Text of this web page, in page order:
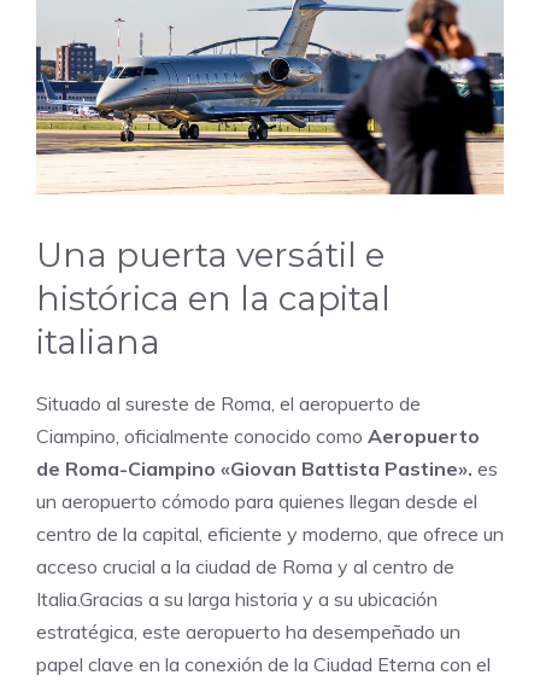
Una puerta versátil e
histórica en la capital
italiana
Situado al sureste de Roma, el aeropuerto de
Ciampino, oficialmente conocido como Aeropuerto
de Roma-Ciampino «Giovan Battista Pastine». es
un aeropuerto cómodo para quienes llegan desde el
centro de la capital, eficiente y moderno, que ofrece un
acceso crucial a la ciudad de Roma y al centro de
Italia.Gracias a su larga historia y a su ubicación
estratégica, este aeropuerto ha desempeñado un
papel clave en la conexión de la Ciudad Eterna con el